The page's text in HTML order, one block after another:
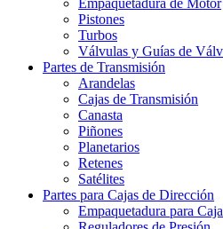
Pistones
Turbos
Válvulas y Guías de
Partes de Transmisión
Arandelas
Cajas de Transmisión
Canasta
Piñones
Planetarios
Retenes
Satélites
Partes para Cajas de Dirección
Empaquetadura para